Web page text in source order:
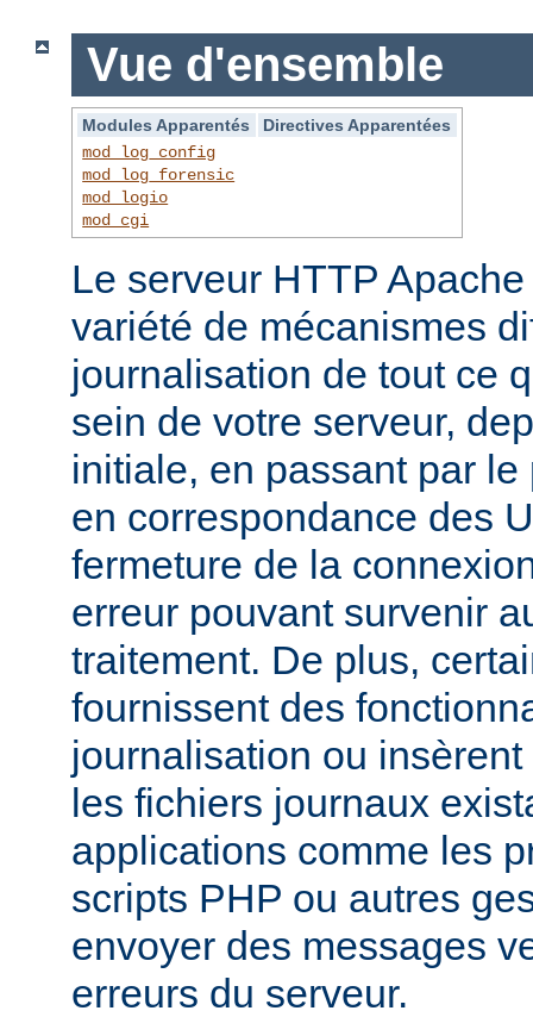
Vue d'ensemble
Modules Apparentés
Directives Apparentées
mod_log_config
mod_log_forensic
mod_logio
mod_cgi
Le serveur HTTP
variété de mécanismes
journalisation de tout ce
sein de votre serveur,
initiale, en passant par
en correspondance des
fermeture de la
erreur pouvant survenir
traitement. De plus,
fournissent des
journalisation ou
les fichiers journaux
applications comme les
scripts PHP ou autres
envoyer des messages
erreurs du serveur.